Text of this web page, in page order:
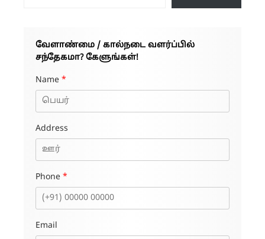
வேளாண்மை / கால்நடை வளர்ப்பில்
சந்தேகமா? கேளுங்கள்!
Name *
Address
Phone *
Email